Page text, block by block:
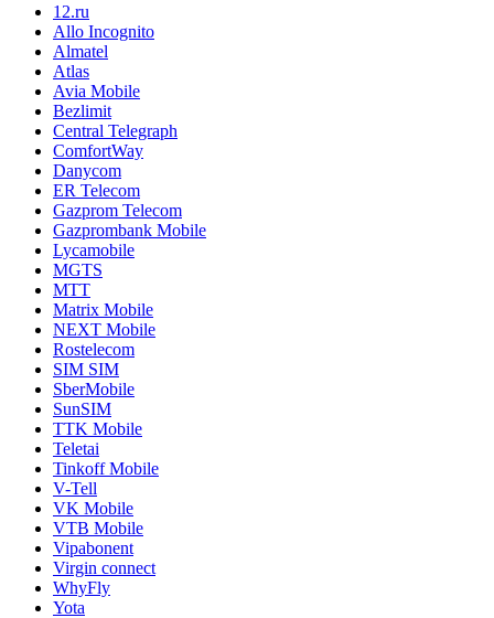
12.ru
Allo Incognito
Almatel
Atlas
Avia Mobile
Bezlimit
Central Telegraph
ComfortWay
Danycom
ER Telecom
Gazprom Telecom
Gazprombank Mobile
Lycamobile
MGTS
MTT
Matrix Mobile
NEXT Mobile
Rostelecom
SIM SIM
SberMobile
SunSIM
TTK Mobile
Teletai
Tinkoff Mobile
V-Tell
VK Mobile
VTB Mobile
Vipabonent
Virgin connect
WhyFly
Yota